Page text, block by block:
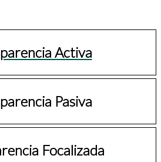
Activa
Pasiva
Focalizada